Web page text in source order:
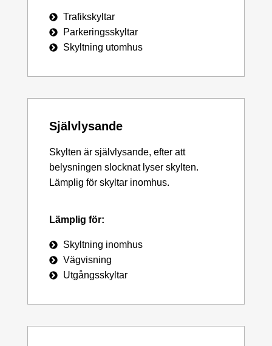
Trafikskyltar
Parkeringsskyltar
Skyltning utomhus
Självlysande
Skylten är självlysande, efter att
belysningen slocknat lyser skylten.
Lämplig för skyltar inomhus.
Lämplig för:
Skyltning inomhus
Vägvisning
Utgångsskyltar